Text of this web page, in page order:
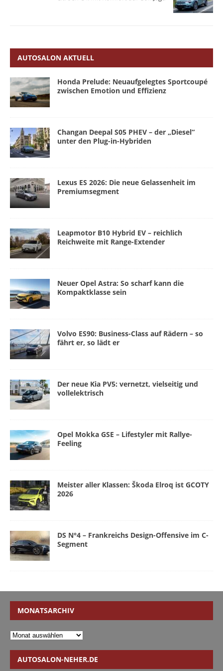
AUTOSALON AKTUELL
Honda Prelude: Neuaufgelegtes Sportcoupé
zwischen Emotion und Effizienz
Changan Deepal S05 PHEV – der „Diesel“
unter den Plug-in-Hybriden
Lexus ES 2026: Die neue Gelassenheit im
Premiumsegment
Leapmotor B10 Hybrid EV – reichlich
Reichweite mit Range-Extender
Neuer Opel Astra: So scharf kann die
Kompaktklasse sein
Volvo ES90: Business-Class auf Rädern – so
fährt er, so lädt er
Der neue Kia PV5: vernetzt, vielseitig und
vollelektrisch
Opel Mokka GSE – Lifestyler mit Rallye-
Feeling
Meister aller Klassen: Škoda Elroq ist GCOTY
2026
DS N°4 – Frankreichs Design-Offensive im C-
Segment
MONATSARCHIV
AUTOSALON-NEHER.DE